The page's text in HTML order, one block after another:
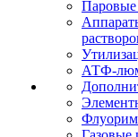
Паровые
АТФ-